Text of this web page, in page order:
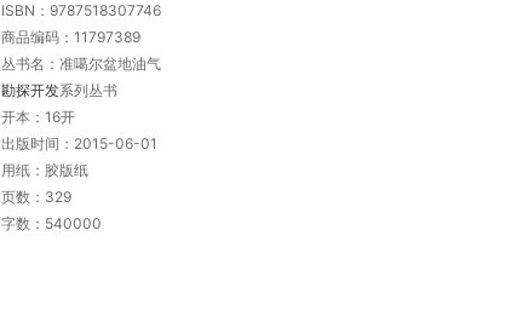
ISBN：9787518307746
商品编码：11797389
丛书名：准噶尔盆地油气
勘探开发系列丛书
开本：16开
出版时间：2015-06-01
用纸：胶版纸
页数：329
字数：540000